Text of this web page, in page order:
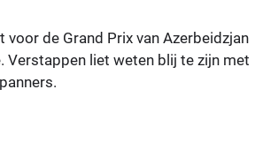
voor de Grand Prix van Azerbeidzjan
Verstappen liet weten blij te zijn met